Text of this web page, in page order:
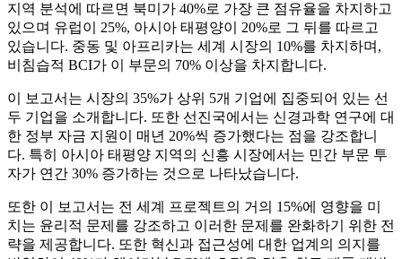
지역 분석에 따르면 북미가 40%로 가장 큰 점유율을 차지하고
있으며 유럽이 25%, 아시아 태평양이 20%로 그 뒤를 따르고
있습니다. 중동 및 아프리카는 세계 시장의 10%를 차지하며,
비침습적 BCI가 이 부문의 70% 이상을 차지합니다.
이 보고서는 시장의 35%가 상위 5개 기업에 집중되어 있는 선
두 기업을 소개합니다. 또한 선진국에서는 신경과학 연구에 대
한 정부 자금 지원이 매년 20%씩 증가했다는 점을 강조합니
다. 특히 아시아 태평양 지역의 신흥 시장에서는 민간 부문 투
자가 연간 30% 증가하는 것으로 나타났습니다.
또한 이 보고서는 전 세계 프로젝트의 거의 15%에 영향을 미
치는 윤리적 문제를 강조하고 이러한 문제를 완화하기 위한 전
략을 제공합니다. 또한 혁신과 접근성에 대한 업계의 의지를